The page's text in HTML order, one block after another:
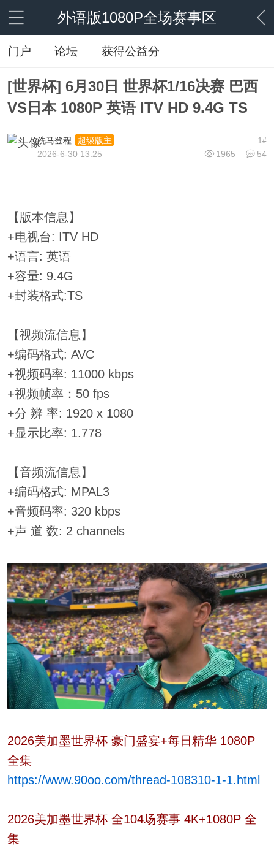
外语版1080P全场赛事区
门户 论坛 获得公益分
[世界杯] 6月30日 世界杯1/16决赛 巴西
VS日本 1080P 英语 ITV HD 9.4G TS
1#
洗马登程
超级版主
1965
54
2026-6-30 13:25
【版本信息】
+电视台: ITV HD
+语言: 英语
+容量: 9.4G
+封装格式:TS
【视频流信息】
+编码格式: AVC
+视频码率: 11000 kbps
+视频帧率：50 fps
+分 辨 率: 1920 x 1080
+显示比率: 1.778
【音频流信息】
+编码格式: MPAL3
+音频码率: 320 kbps
+声 道 数: 2 channels
2026美加墨世界杯 豪门盛宴+每日精华 1080P
全集
https://www.90oo.com/thread-108310-1-1.html
2026美加墨世界杯 全104场赛事 4K+1080P 全
集